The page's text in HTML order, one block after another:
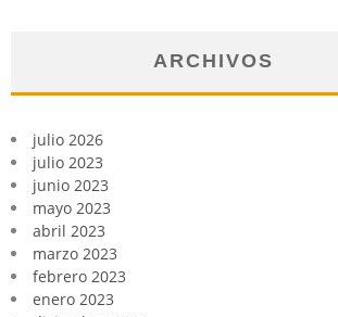
ARCHIVOS
julio 2026
julio 2023
junio 2023
mayo 2023
abril 2023
marzo 2023
febrero 2023
enero 2023